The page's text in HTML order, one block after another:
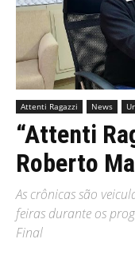
Attenti Ragazzi News
“Attenti
Roberto
As crônicas são
feiras durante os
Final